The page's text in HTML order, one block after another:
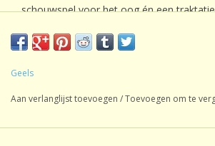
schouwspel voor het oog én een
De zachte, lichtzoete tonen van de
harmonieus met de delicate bloemige
natuurlijke zoetheid en een serene,
Perfect om te genieten tijdens een
Geels
Aan verlanglijst toevoegen /Toevoegen om te